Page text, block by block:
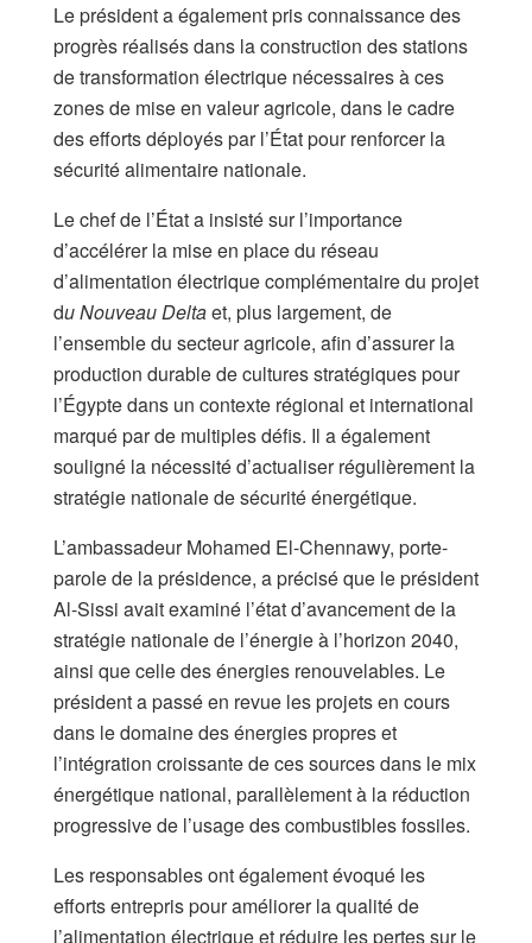
Le président a également pris connaissance des
progrès réalisés dans la construction des stations
de transformation électrique nécessaires à ces
zones de mise en valeur agricole, dans le cadre
des efforts déployés par l’État pour renforcer la
sécurité alimentaire nationale.
Le chef de l’État a insisté sur l’importance
d’accélérer la mise en place du réseau
d’alimentation électrique complémentaire du projet
du Nouveau Deltaet, plus largement, de
l’ensemble du secteur agricole, afin d’assurer la
production durable de cultures stratégiques pour
l’Égypte dans un contexte régional et international
marqué par de multiples défis. Il a également
souligné la nécessité d’actualiser régulièrement la
stratégie nationale de sécurité énergétique.
L’ambassadeur Mohamed El-Chennawy, porte-
parole de la présidence, a précisé que le président
Al-Sissi avait examiné l’état d’avancement de la
stratégie nationale de l’énergie à l’horizon 2040,
ainsi que celle des énergies renouvelables. Le
président a passé en revue les projets en cours
dans le domaine des énergies propres et
l’intégration croissante de ces sources dans le mix
énergétique national, parallèlement à la réduction
progressive de l’usage des combustibles fossiles.
Les responsables ont également évoqué les
efforts entrepris pour améliorer la qualité de
l’alimentation électrique et réduire les pertes sur le